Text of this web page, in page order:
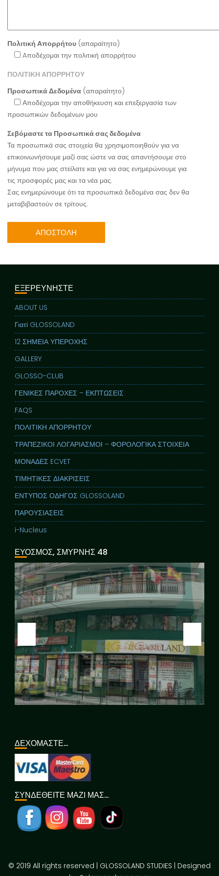
Πολιτική Απορρήτου (απαραίτητο)
Aποδέχομαι την πολιτική απορρήτου
ΠΟΛΙΤΙΚΗ ΑΠΟΡΡΗΤΟΥ
Προσωπικά Δεδομένα (απαραίτητο)
Αποδέχομαι την αποθήκευση και επεξεργασία των
προσωπικών δεδομένων μου
Σεβόμαστε τα Προσωπικά σας δεδομένα
Τα προσωπικά σας στοιχεία θα χρησιμοποιηθούν για να
επικοινωνήσουμε μαζί σας ώστε να σας απαντήσουμε στο
μήνυμα που μας στείλατε και για να σας ενημερώνουμε για
τις προσφορές μας και τα νέα μας.
Σας ενημερώνουμε ότι τα προσωπικά δεδομένα σας δεν θα
μεταβιβαστούν σε τρίτους.
ΕΞΕΡΕΥΝΗΣΤΕ
ABOUT US
Γιατί GLOSSOLAND
12 ΣΗΜΕΙΑ ΥΠΕΡΟΧΗΣ
GALLERY
GLOSSO-CLUB
ΓΕΝΙΚΕΣ ΠΑΡΟΧΕΣ – ΕΚΠΤΩΣΕΙΣ
FAQS
ΠΟΛΙΤΙΚΗ ΑΠΟΡΡΗΤΟΥ
ΤΡΑΠΕΖΙΚΟΙ ΛΟΓΑΡΙΑΣΜΟΙ – ΦΟΡΟΛΟΓΙΚΑ ΣΤΟΙΧΕΙΑ
ΜΟΝΑΔΕΣ ECVET
ΤΙΜΗΤΙΚΕΣ ΔΙΑΚΡΙΣΕΙΣ
ΕΝΤΥΠΟΣ ΟΔΗΓΟΣ GLOSSOLAND
ΠΑΡΟΥΣΙΑΣΕΙΣ
i-Nucleus
ΕΥΟΣΜΟΣ, ΣΜΥΡΝΗΣ 48
ΔΕΧΟΜΑΣΤΕ…
ΣΥΝΔΕΘΕΙΤΕ ΜΑΖΙ ΜΑΣ…
© 2019 All rights reserved | GLOSSOLAND STUDIES | Designed